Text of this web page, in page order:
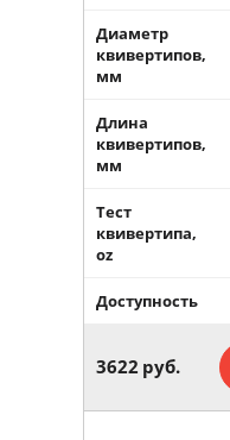
Диаметр
квивертипов,
мм
Длина
квивертипов,
мм
Тест
квивертипа,
oz
Доступность
3622 руб.